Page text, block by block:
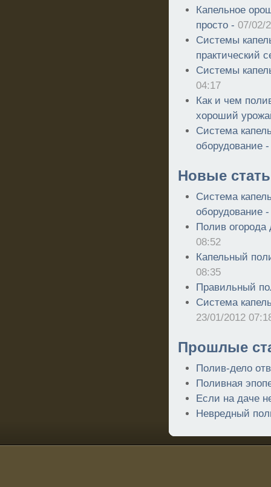
Капельное
просто -07/02/
Системы
практический
Системы
04:17
Как и чем
хороший
Система
оборудование
Новые
Система
оборудование
Полив
08:52
Капельный
08:35
Правильный
Система
23/01/2012
Прошлые
Полив-дело
Поливная
Если на даче
Невредный